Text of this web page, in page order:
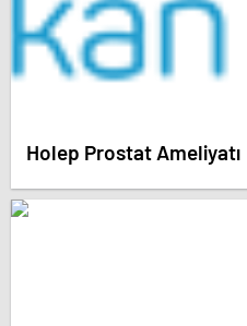
Holep Prostat Ameliyatı